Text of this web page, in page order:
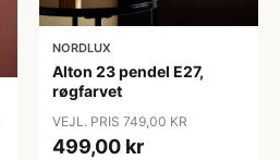
NORDLUX
Alton 23 pendel E27,
røgfarvet
VEJL. PRIS 749,00 KR
499,00 kr